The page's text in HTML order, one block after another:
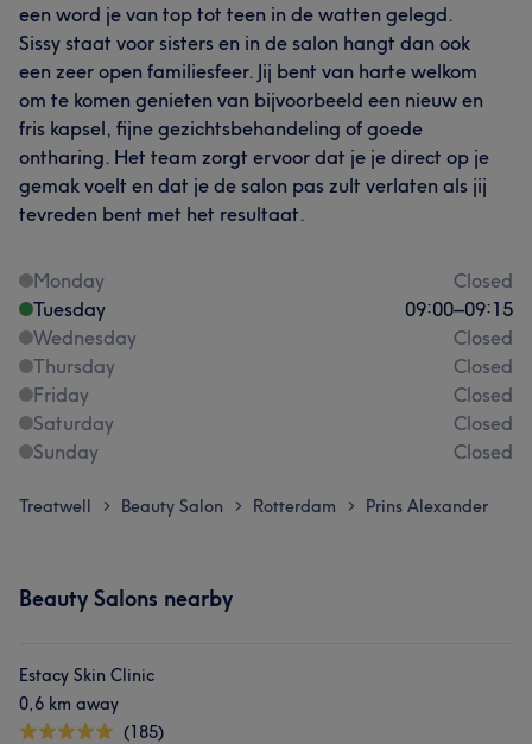
een word je van top tot teen in de watten gelegd.
Sissy staat voor sisters en in de salon hangt dan ook
een zeer open familiesfeer. Jij bent van harte welkom
om te komen genieten van bijvoorbeeld een nieuw en
fris kapsel, fijne gezichtsbehandeling of goede
ontharing. Het team zorgt ervoor dat je je direct op je
gemak voelt en dat je de salon pas zult verlaten als jij
tevreden bent met het resultaat.
Monday
Closed
Tuesday
09:00–09:15
Wednesday
Closed
Thursday
Closed
Friday
Closed
Saturday
Closed
Sunday
Closed
Treatwell > Beauty Salon > Rotterdam > Prins Alexander
Beauty Salons nearby
Estacy Skin Clinic
0,6 km away
(185)